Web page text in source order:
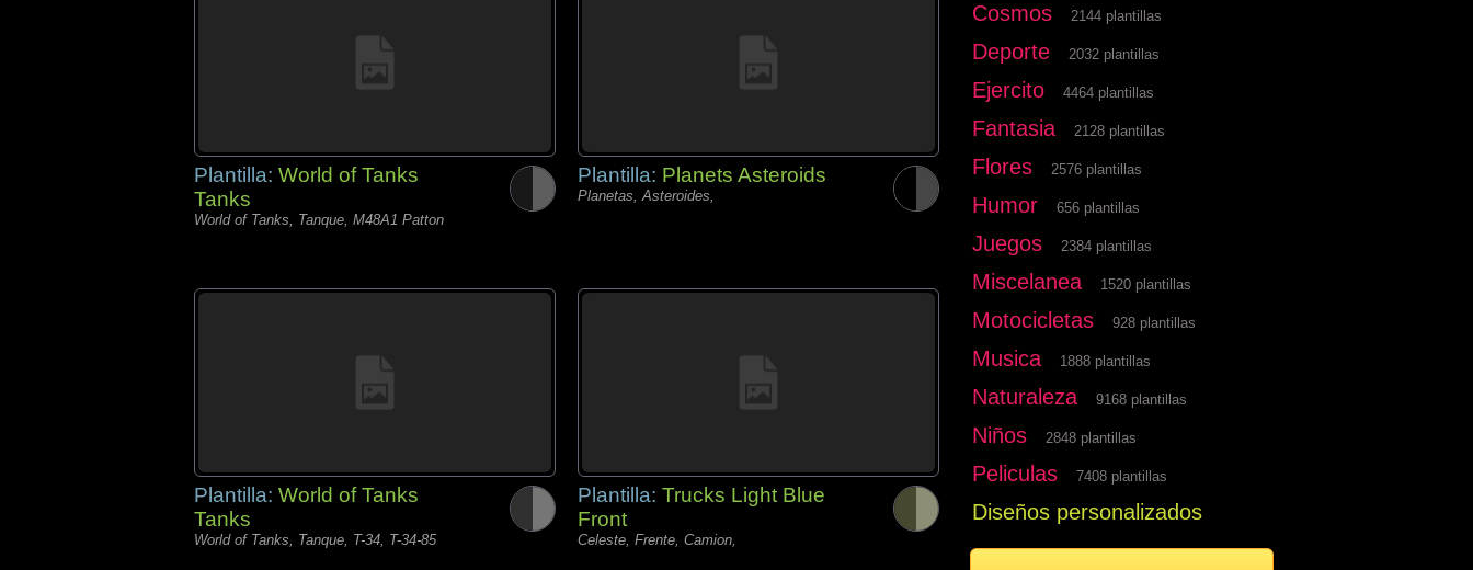
Plantilla: World of Tanks
Tanks
World of Tanks, Tanque, M48A1 Patton
Plantilla: Planets Asteroids
Planetas, Asteroides,
Plantilla: World of Tanks
Tanks
World of Tanks, Tanque, T-34, T-34-85
Plantilla: Trucks Light Blue
Front
Celeste, Frente, Camion,
Cosmos 2144 plantillas
Deporte 2032 plantillas
Ejercito 4464 plantillas
Fantasia 2128 plantillas
Flores 2576 plantillas
Humor 656 plantillas
Juegos 2384 plantillas
Miscelanea 1520 plantillas
Motocicletas 928 plantillas
Musica 1888 plantillas
Naturaleza 9168 plantillas
Niños 2848 plantillas
Peliculas 7408 plantillas
Diseños personalizados